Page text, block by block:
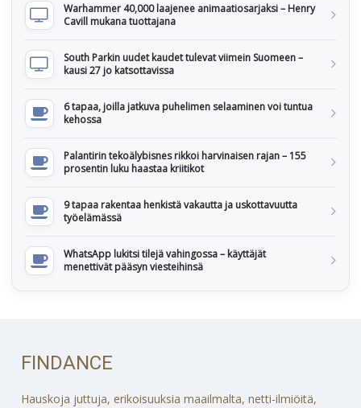
Warhammer 40,000 laajenee animaatiosarjaksi – Henry
Cavill mukana tuottajana
South Parkin uudet kaudet tulevat viimein Suomeen –
kausi 27 jo katsottavissa
6 tapaa, joilla jatkuva puhelimen selaaminen voi tuntua
kehossa
Palantirin tekoälybisnes rikkoi harvinaisen rajan – 155
prosentin luku haastaa kriitikot
9 tapaa rakentaa henkistä vakautta ja uskottavuutta
työelämässä
WhatsApp lukitsi tilejä vahingossa – käyttäjät
menettivät pääsyn viesteihinsä
FINDANCE
Hauskoja juttuja, erikoisuuksia maailmalta, netti-ilmiöitä,